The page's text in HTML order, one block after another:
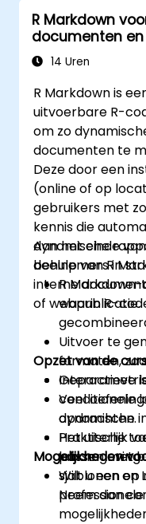
R Markdown
documenten
rapportage
14 Uren
R Markdown is
uitvoerbare R-
om zo
documenten te
Deze door een
(online of op
gebruikers met
kennis die
dynamische
behulp van R
interne
of webpublicatie.
Aan het einde
deelnemers in
R
waarin R-
Uitvoer te
formaten,
conditionele
dynamische
Het uiterlijk
passen met
sjablonen en
Opzet van de
Interactieve
Veel
opdrachten.
Praktische
labomgeving.
Mogelijkheden
Wilt u een
Neem dan